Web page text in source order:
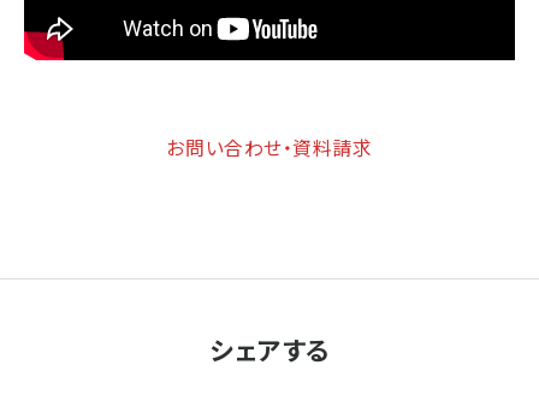
お問い合わせ・資料請求
シェアする